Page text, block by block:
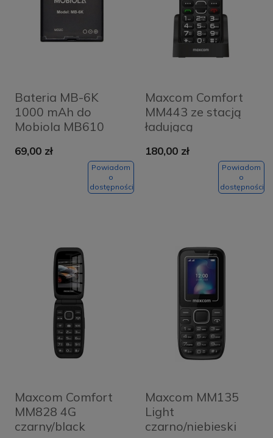
Bateria MB-6K
1000 mAh do
Mobiola MB610
69,00 zł
Powiadom
o
dostępności
Maxcom Comfort
MM443 ze stacją
ładującą
180,00 zł
Powiadom
o
dostępności
Maxcom Comfort
MM828 4G
czarny/black
Maxcom MM135
Light
czarno/niebieski